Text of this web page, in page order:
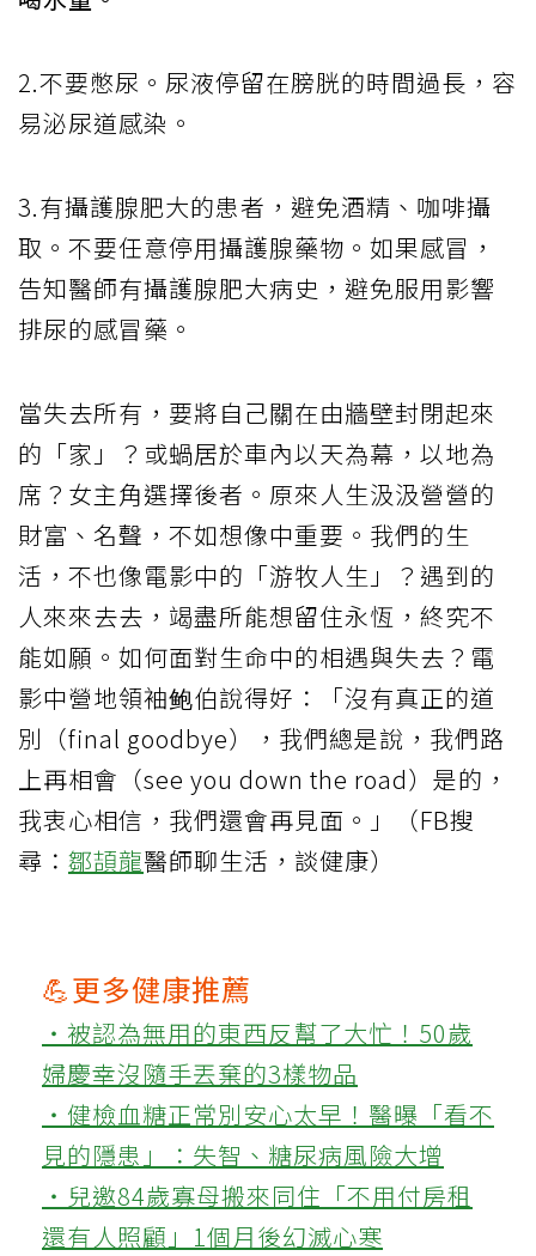
2.不要憋尿。尿液停留在膀胱的時間過長，容
易泌尿道感染。
3.有攝護腺肥大的患者，避免酒精、咖啡攝
取。不要任意停用攝護腺藥物。如果感冒，
告知醫師有攝護腺肥大病史，避免服用影響
排尿的感冒藥。
當失去所有，要將自己關在由牆壁封閉起來
的「家」？或蝸居於車內以天為幕，以地為
席？女主角選擇後者。原來人生汲汲營營的
財富、名聲，不如想像中重要。我們的生
活，不也像電影中的「游牧人生」？遇到的
人來來去去，竭盡所能想留住永恆，終究不
能如願。如何面對生命中的相遇與失去？電
影中營地領袖鲍伯說得好：「沒有真正的道
別（final goodbye），我們總是說，我們路
上再相會（see you down the road）是的，
我衷心相信，我們還會再見面。」（FB搜
尋： 鄒頡龍醫師聊生活，談健康）
💪更多健康推薦
‧被認為無用的東西反幫了大忙！50歲
婦慶幸沒隨手丟棄的3樣物品
‧健檢血糖正常別安心太早！醫曝「看不
見的隱患」：失智、糖尿病風險大增
‧兒邀84歲寡母搬來同住「不用付房租
還有人照顧」1個月後幻滅心寒